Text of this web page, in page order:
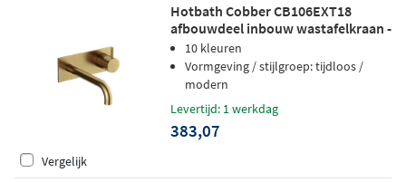
Hotbath Cobber CB106EXT18
afbouwdeel inbouw wastafelkraan -
18cm uitloop - geborsteld messing
10 kleuren
Vormgeving / stijlgroep: tijdloos /
modern
Levertijd: 1 werkdag
383,07
Vergelijk